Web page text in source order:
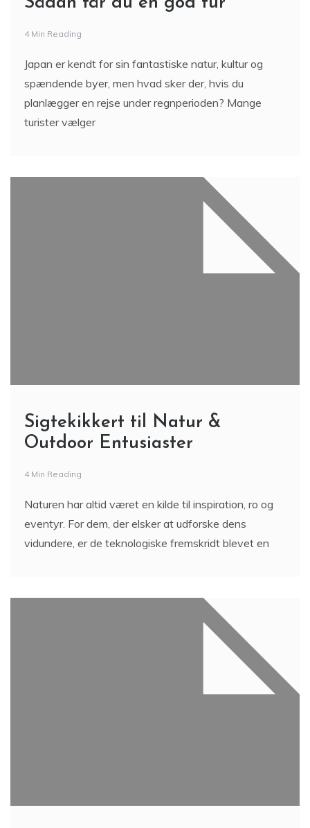
4 Min Reading
Japan er kendt for sin fantastiske natur, kultur og
spændende byer, men hvad sker der, hvis du
planlægger en rejse under regnperioden? Mange
turister vælger
Sigtekikkert til Natur &
Outdoor Entusiaster
4 Min Reading
Naturen har altid været en kilde til inspiration, ro og
eventyr. For dem, der elsker at udforske dens
vidundere, er de teknologiske fremskridt blevet en